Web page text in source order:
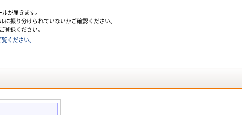
が届きます。
振り分けられていないかご確認ください。
録ください。
ください。